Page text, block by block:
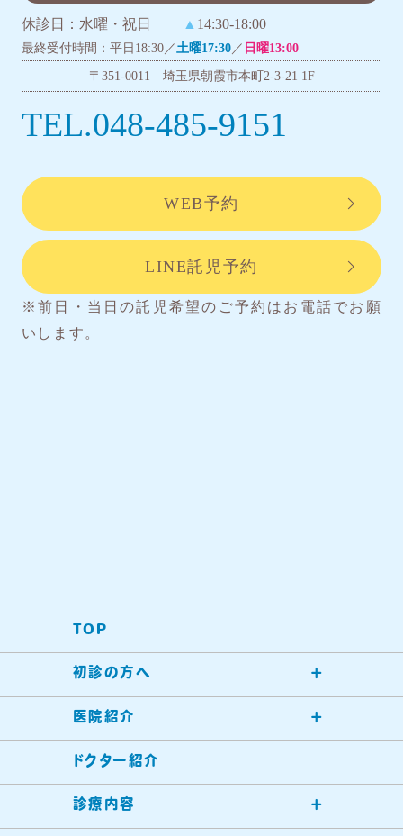
休診日：水曜・祝日 ▲ 14:30-18:00
最終受付時間：平日18:30／ 土曜17:30／ 日曜13:00
〒351-0011 埼玉県朝霞市本町2-3-21 1F
TEL.048-485-9151
WEB予約
LINE託児予約
※前日・当日の託児希望のご予約はお電話でお願
いします。
TOP
初診の方へ
医院紹介
ドクター紹介
診療内容